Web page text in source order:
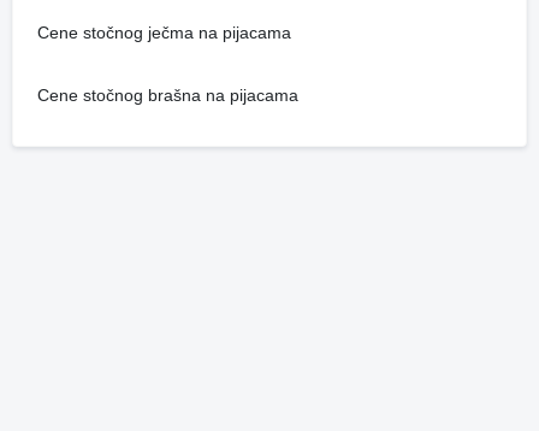
Cene stočnog ječma na pijacama
Cene stočnog brašna na pijacama